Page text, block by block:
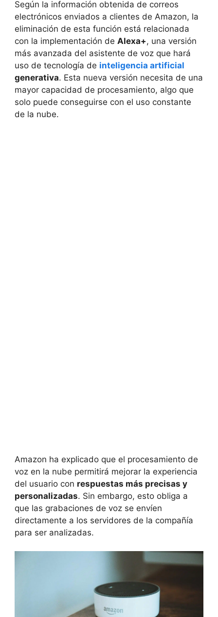
Según la información obtenida de correos
electrónicos enviados a clientes de Amazon, la
eliminación de esta función está relacionada
con la implementación de Alexa+, una versión
más avanzada del asistente de voz que hará
uso de tecnología de inteligencia artificial
generativa. Esta nueva versión necesita de una
mayor capacidad de procesamiento, algo que
solo puede conseguirse con el uso constante
de la nube.
Amazon ha explicado que el procesamiento de
voz en la nube permitirá mejorar la experiencia
del usuario con respuestas más precisas y
personalizadas. Sin embargo, esto obliga a
que las grabaciones de voz se envíen
directamente a los servidores de la compañía
para ser analizadas.